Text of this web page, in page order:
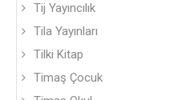
Tij Yayıncılık
Tila Yayınları
Tilki Kitap
Timaş Çocuk